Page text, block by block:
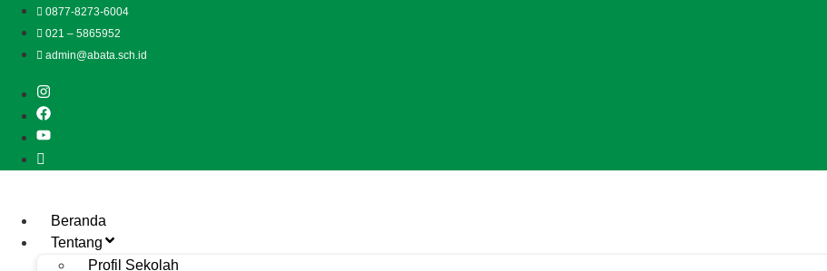
Lewati
konten
0877-8273-6004
021 – 5865952
admin@abata.sch.id
Beranda
Tentang
Profil Sekolah